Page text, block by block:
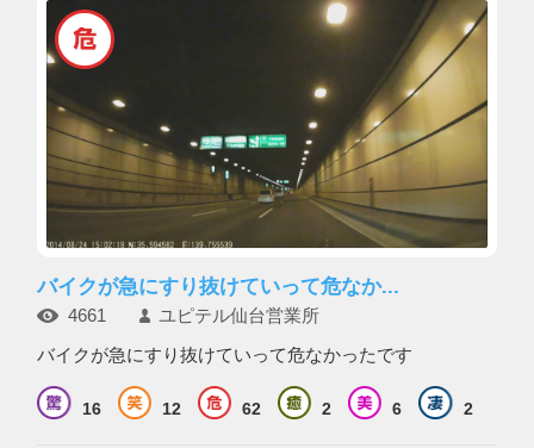
バイクが急にすり抜けていって危なか...
4661 ユピテル仙台営業所
バイクが急にすり抜けていって危なかったです
16 12 62 2 6 2